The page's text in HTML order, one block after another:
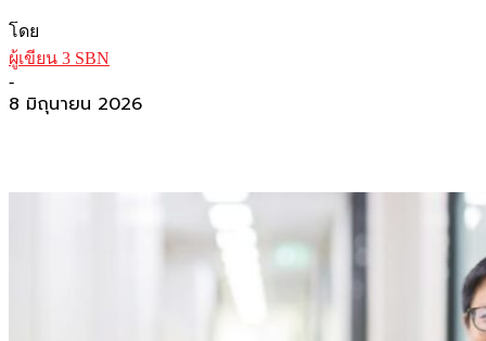
โดย
ผู้เขียน 3 SBN
-
8 มิถุนายน 2026